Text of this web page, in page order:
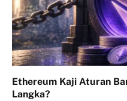
Ethereum Kaji Aturan
Langka?